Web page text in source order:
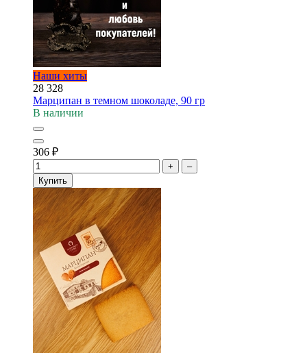
Наши хиты
28 328
Марципан в темном шоколаде, 90 гр
В наличии
306 ₽
+
–
Купить